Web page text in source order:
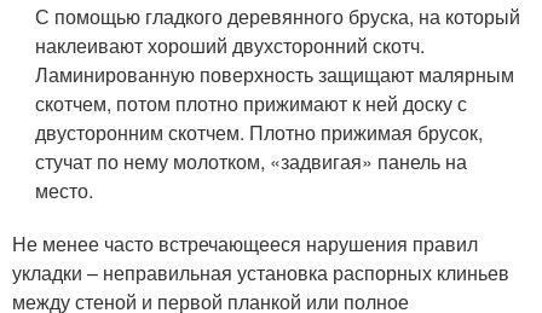
С помощью гладкого деревянного бруска, на который
наклеивают хороший двухсторонний скотч.
Ламинированную поверхность защищают малярным
скотчем, потом плотно прижимают к ней доску с
двусторонним скотчем. Плотно прижимая брусок,
стучат по нему молотком, «задвигая» панель на
место.
Не менее часто встречающееся нарушения правил
укладки – неправильная установка распорных клиньев
между стеной и первой планкой или полное